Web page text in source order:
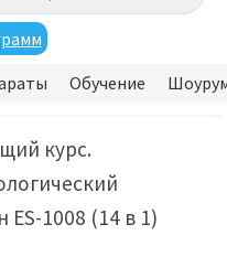
Обучение
курс.
ES-1008 (14 в 1)